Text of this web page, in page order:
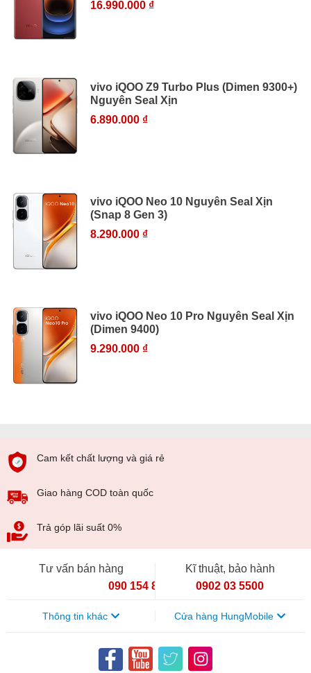
16.990.000 ₫
vivo iQOO Z9 Turbo Plus (Dimen 9300+)
Nguyên Seal Xịn
6.890.000 ₫
vivo iQOO Neo 10 Nguyên Seal Xịn
(Snap 8 Gen 3)
8.290.000 ₫
vivo iQOO Neo 10 Pro Nguyên Seal Xịn
(Dimen 9400)
9.290.000 ₫
Cam kết chất lượng và giá rẻ
Giao hàng COD toàn quốc
Trả góp lãi suất 0%
Tư vấn bán hàng
090 154 8866
Kĩ thuật, bảo hành
0902 03 5500
Thông tin khác Cửa hàng HungMobile